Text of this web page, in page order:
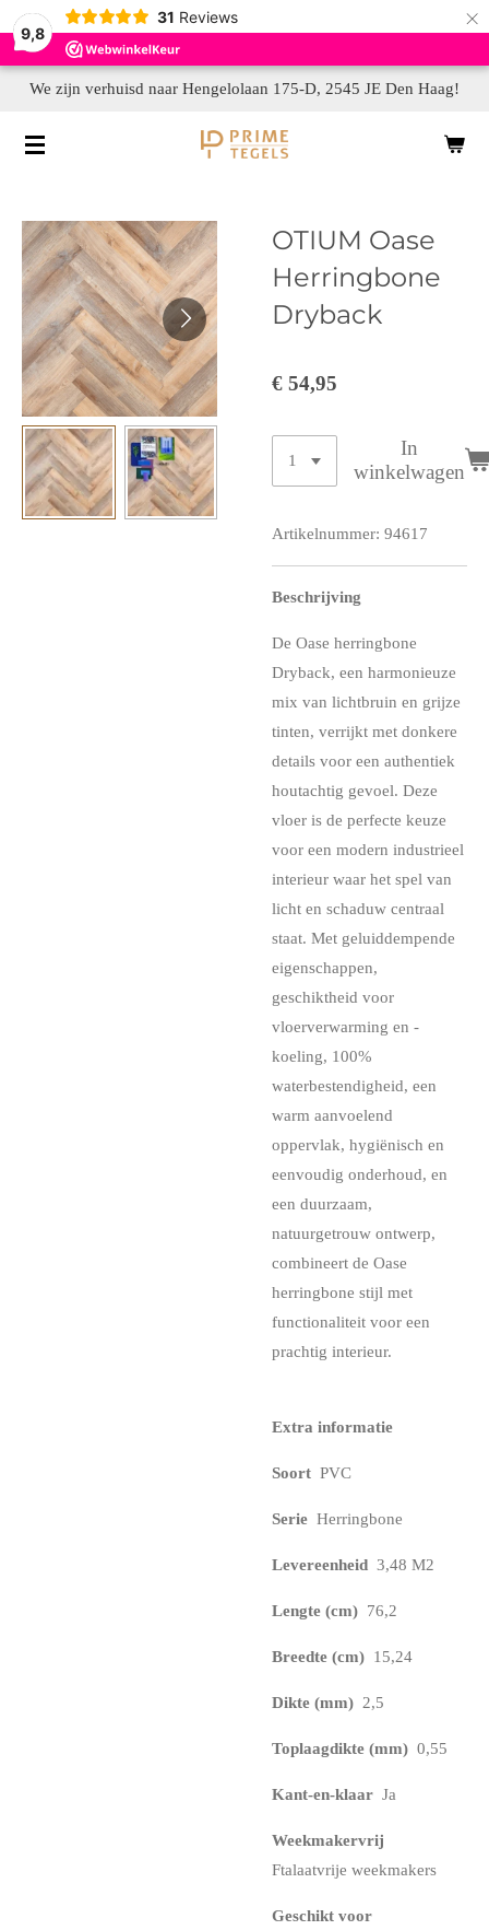
9,8
31 Reviews ×
We zijn verhuisd naar Hengelolaan 175-D, 2545 JE Den Haag!
OTIUM Oase
Herringbone
Dryback
€ 54,95
In
winkelwagen
Artikelnummer: 94617
Beschrijving
De Oase herringbone
Dryback, een harmonieuze
mix van lichtbruin en grijze
tinten, verrijkt met donkere
details voor een authentiek
houtachtig gevoel. Deze
vloer is de perfecte keuze
voor een modern industrieel
interieur waar het spel van
licht en schaduw centraal
staat. Met geluiddempende
eigenschappen,
geschiktheid voor
vloerverwarming en -
koeling, 100%
waterbestendigheid, een
warm aanvoelend
oppervlak, hygiënisch en
eenvoudig onderhoud, en
een duurzaam,
natuurgetrouw ontwerp,
combineert de Oase
herringbone stijl met
functionaliteit voor een
prachtig interieur.
Extra informatie
Soort PVC
Serie Herringbone
Levereenheid 3,48 M2
Lengte (cm) 76,2
Breedte (cm) 15,24
Dikte (mm) 2,5
Toplaagdikte (mm) 0,55
Kant-en-klaar Ja
Weekmakervrij
Ftalaatvrije weekmakers
Geschikt voor